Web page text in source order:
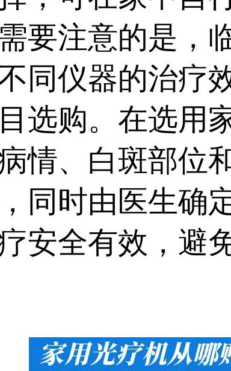
疗需求。...
要注意的是，
同仪器的治疗
选购。在选用
情、白斑部位
同时由医生确
安全有效，避